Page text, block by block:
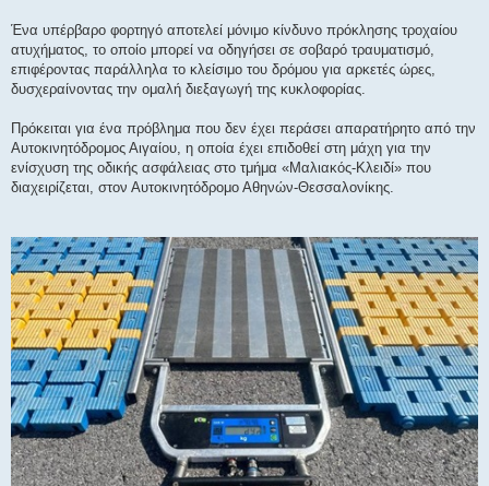
Ένα υπέρβαρο φορτηγό αποτελεί μόνιμο κίνδυνο πρόκλησης τροχαίου
ατυχήματος, το οποίο μπορεί να οδηγήσει σε σοβαρό τραυματισμό,
επιφέροντας παράλληλα το κλείσιμο του δρόμου για αρκετές ώρες,
δυσχεραίνοντας την ομαλή διεξαγωγή της κυκλοφορίας.
Πρόκειται για ένα πρόβλημα που δεν έχει περάσει απαρατήρητο από την
Αυτοκινητόδρομος Αιγαίου, η οποία έχει επιδοθεί στη μάχη για την
ενίσχυση της οδικής ασφάλειας στο τμήμα «Μαλιακός-Κλειδί» που
διαχειρίζεται, στον Αυτοκινητόδρομο Αθηνών-Θεσσαλονίκης.